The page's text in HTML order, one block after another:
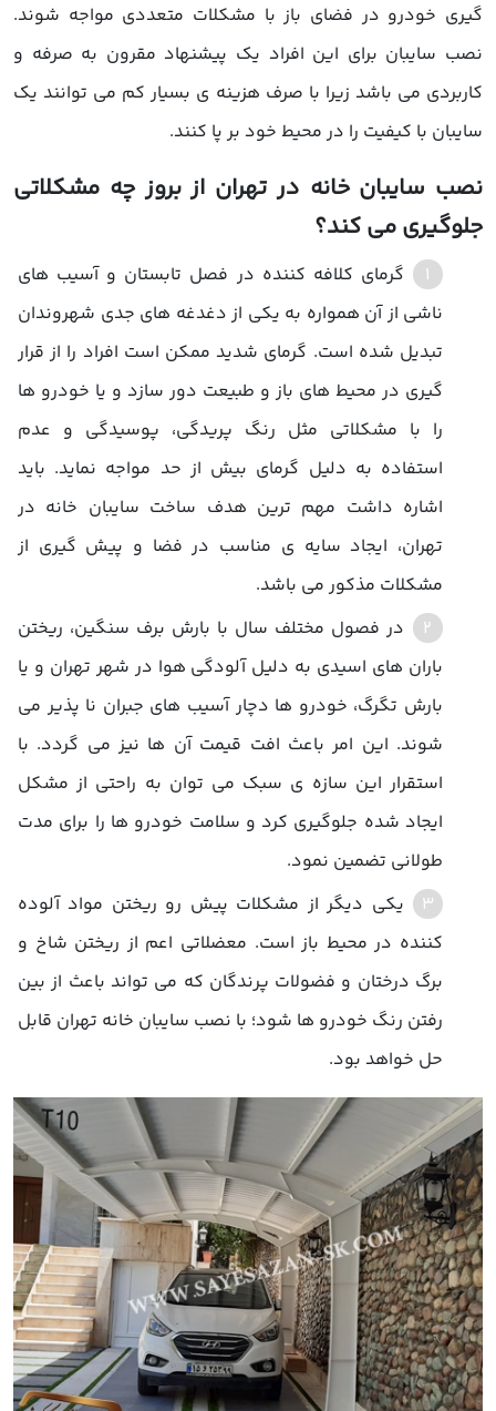
گیری خودرو در فضای باز با مشکلات متعددی مواجه شوند.
نصب سایبان برای این افراد یک پیشنهاد مقرون به صرفه و
کاربردی می باشد زیرا با صرف هزینه ی بسیار کم می توانند یک
سایبان با کیفیت را در محیط خود بر پا کنند.
نصب سایبان خانه در تهران از بروز چه مشکلاتی
جلوگیری می کند؟
گرمای کلافه کننده در فصل تابستان و آسیب های
ناشی از آن همواره به یکی از دغدغه های جدی شهروندان
تبدیل شده است. گرمای شدید ممکن است افراد را از قرار
گیری در محیط های باز و طبیعت دور سازد و یا خودرو ها
را با مشکلاتی مثل رنگ پریدگی، پوسیدگی و عدم
استفاده به دلیل گرمای بیش از حد مواجه نماید. باید
اشاره داشت مهم ترین هدف ساخت سایبان خانه در
تهران، ایجاد سایه ی مناسب در فضا و پیش گیری از
مشکلات مذکور می باشد.
در فصول مختلف سال با بارش برف سنگین، ریختن
باران های اسیدی به دلیل آلودگی هوا در شهر تهران و یا
بارش تگرگ، خودرو ها دچار آسیب های جبران نا پذیر می
شوند. این امر باعث افت قیمت آن ها نیز می گردد. با
استقرار این سازه ی سبک می توان به راحتی از مشکل
ایجاد شده جلوگیری کرد و سلامت خودرو ها را برای مدت
طولانی تضمین نمود.
یکی دیگر از مشکلات پیش رو ریختن مواد آلوده
کننده در محیط باز است. معضلاتی اعم از ریختن شاخ و
برگ درختان و فضولات پرندگان که می تواند باعث از بین
رفتن رنگ خودرو ها شود؛ با نصب سایبان خانه تهران قابل
حل خواهد بود.